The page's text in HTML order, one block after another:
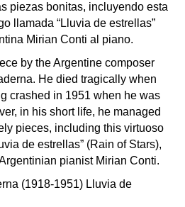
piezas bonitas, incluyendo esta
llamada “Lluvia de estrellas”
Mirian Conti al piano.
by the Argentine composer
He died tragically when
crashed in 1951 when he was
in his short life, he managed
pieces, including this virtuoso
de estrellas” (Rain of Stars),
pianist Mirian Conti.
(1918-1951) Lluvia de